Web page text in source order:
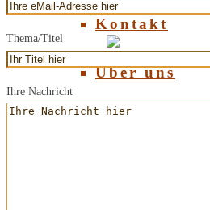
Kontakt
Über uns
Deutsch
English
Thema/Titel
Ihre Nachricht